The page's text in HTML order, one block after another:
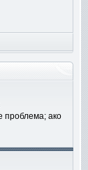
проблема; ако